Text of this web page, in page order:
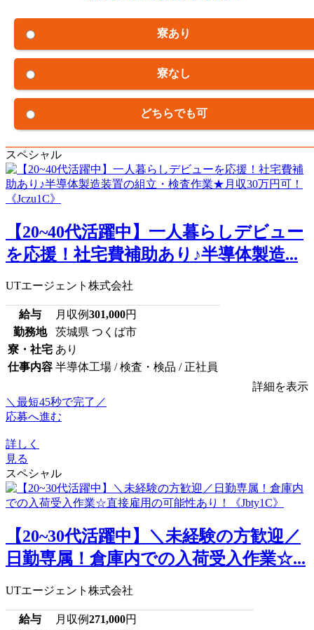
寮あり
寮なし
どちらでも可
スペシャル
【20~40代活躍中】一人暮らしデビュー
を応援！社宅費補助あり♪半導体製造...
UTエージェント株式会社
給与 月収例301,000円
勤務地
茨城県 つくば市
寮・社宅 あり
仕事内容 半導体工場 / 検査・検品 / 正社員
詳細を表示
＼最短45秒で完了／
応募へ進む
詳しく
見る
スペシャル
【20~30代活躍中】＼未経験の方歓迎／
日勤専属！倉庫内での入荷受入作業☆...
UTエージェント株式会社
給与 月収例271,000円